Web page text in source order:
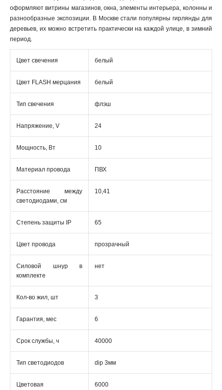
оформляют витрины магазинов, окна, элементы интерьера, колонны и
разнообразные экспозиции. В Москве стали популярны гирлянды для
деревьев, их можно встретить практически на каждой улице, в зимний
период.
Цвет свечения белый
Цвет FLASH мерцания белый
Тип свечения флэш
Напряжение, V 24
Мощность, Вт 10
Материал провода ПВХ
Расстояние между
светодиодами, см
10,41
Степень защиты IP 65
Цвет провода прозрачный
Силовой шнур в
комплекте
нет
Кол-во жил, шт 3
Гарантия, мес 6
Срок службы, ч 40000
Тип светодиодов dip 3мм
Цветовая 6000